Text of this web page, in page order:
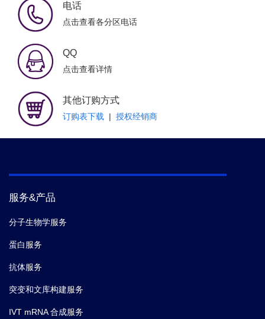
电话
点击查看各分区电话
QQ
点击查看详情
其他订购方式
订购表下载 | 授权经销商
服务&产品
分子生物学服务
蛋白服务
抗体服务
突变和文库构建服务
IVT mRNA 合成服务